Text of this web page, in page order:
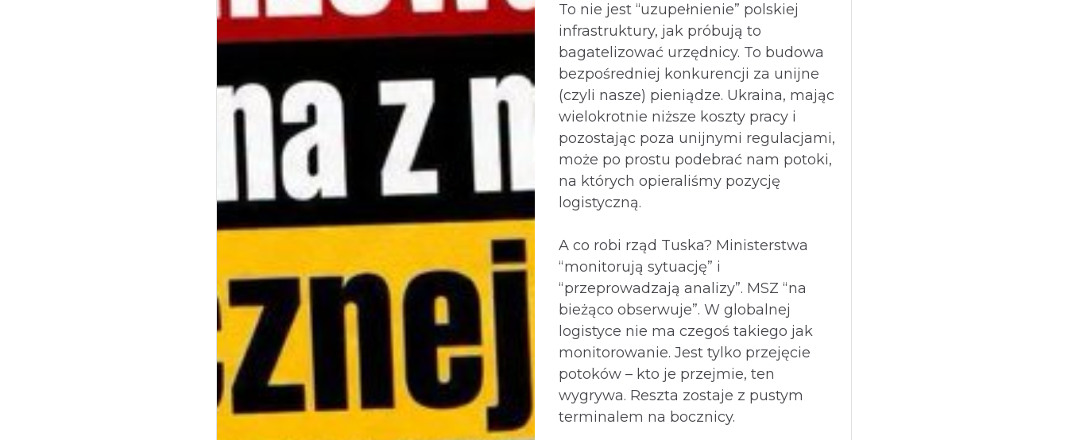
To nie jest “uzupełnienie” polskiej
infrastruktury, jak próbują to
bagatelizować urzędnicy. To budowa
bezpośredniej konkurencji za unijne
(czyli nasze) pieniądze. Ukraina, mając
wielokrotnie niższe koszty pracy i
pozostając poza unijnymi regulacjami,
może po prostu podebrać nam potoki,
na których opieraliśmy pozycję
logistyczną.
A co robi rząd Tuska? Ministerstwa
“monitorują sytuację” i
“przeprowadzają analizy”. MSZ “na
bieżąco obserwuje”. W globalnej
logistyce nie ma czegoś takiego jak
monitorowanie. Jest tylko przejęcie
potoków – kto je przejmie, ten
wygrywa. Reszta zostaje z pustym
terminalem na bocznicy.